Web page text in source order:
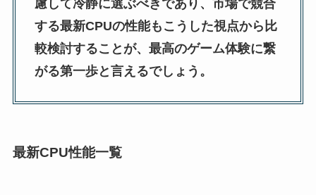
慮して冷静に選ぶべきであり、市場で競合
する最新CPUの性能もこうした視点から比
較検討することが、最高のゲーム体験に繋
がる第一歩と言えるでしょう。
最新CPU性能一覧